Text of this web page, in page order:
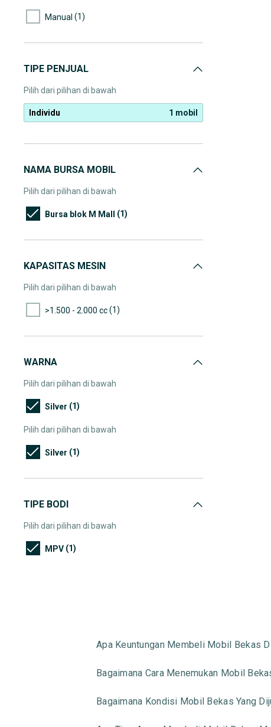
Manual (1)
TIPE PENJUAL
Pilih dari pilihan di bawah
Individu 1 mobil
NAMA BURSA MOBIL
Pilih dari pilihan di bawah
Bursa blok M Mall (1)
KAPASITAS MESIN
Pilih dari pilihan di bawah
>1.500 - 2.000 cc(1)
WARNA
Pilih dari pilihan di bawah
Silver (1)
Pilih dari pilihan di bawah
Silver (1)
TIPE BODI
Pilih dari pilihan di bawah
MPV (1)
Apa Keuntungan Membeli Mobil Bekas
Bagaimana Cara Menemukan Mobil
Bagaimana Kondisi Mobil Bekas Yang